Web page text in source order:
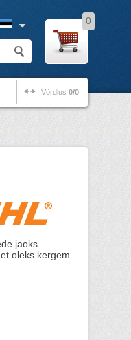
0
Võrdlus 0/0
jaoks.
oleks kergem